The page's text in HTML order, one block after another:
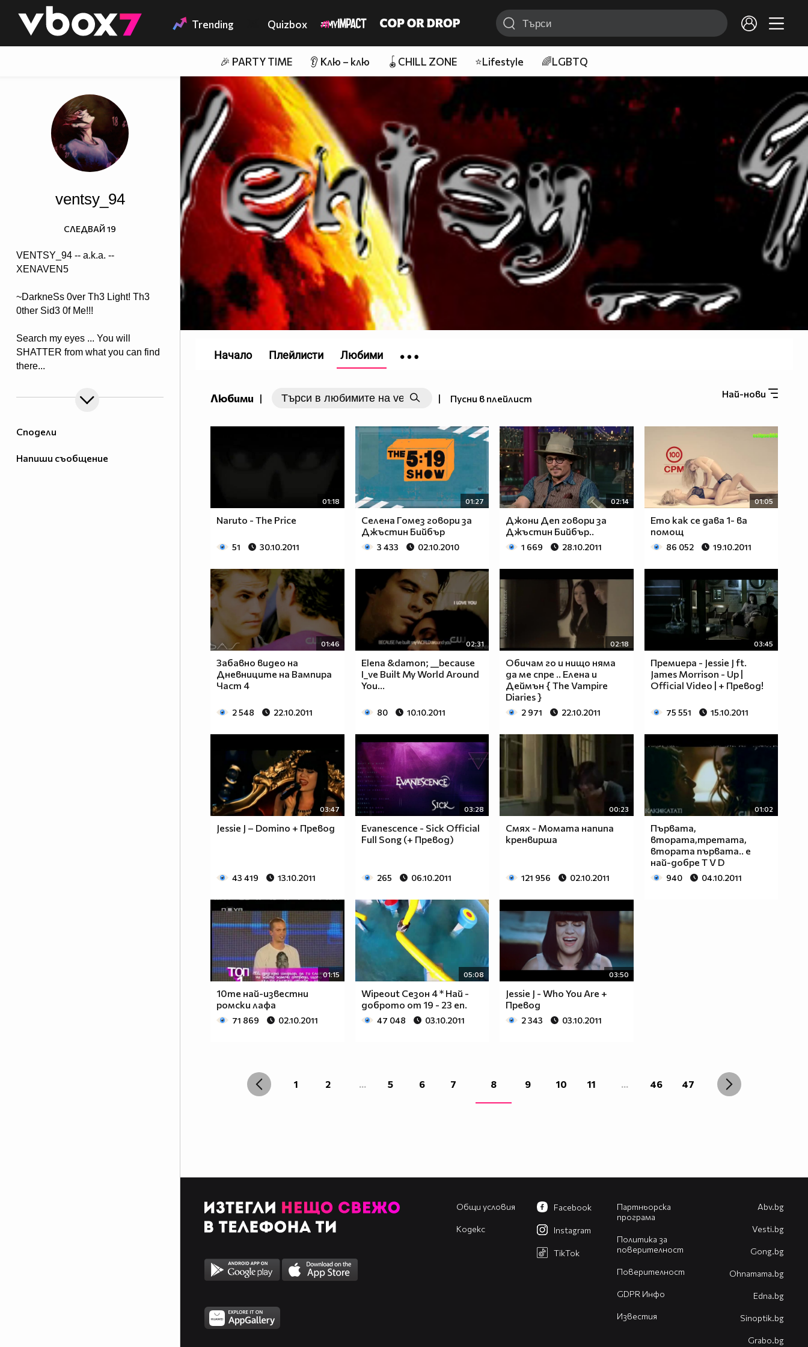
👾 Trending Quizbox
🎉 PARTY TIME 👂 Клю – клю 🪀CHILL ZONE ⭐Lifestyle 🌈LGBTQ
Сподели
Напиши съобщение
ventsy_94
VENTSY_94 -- a.k.a. --
XENAVEN5
~DarkneSs 0ver Th3 Light! Th3
0ther Sid3 0f Me!!!
Search my eyes ... You will
SHATTER from what you can find
there...
СЛЕДВАЙ 19
Любими | | Пусни в плейлист Най-нови
01:18
Naruto - The Price
51 30.10.2011
01:27
Селена Гомез говори за
Джъстин Бийбър
3 433 02.10.2010
02:14
Джони Деп говори за
Джъстин Бийбър..
1 669 28.10.2011
01:05
Ето как се дава 1- ва
помощ
86 052 19.10.2011
01:46
Забавно видео на
Дневниците на Вампира
Част 4
2 548 22.10.2011
02:31
Elena &damon; __because
I_ve Built My World Around
You...
80 10.10.2011
02:18
Обичам го и нищо няма
да ме спре .. Елена и
Деймън { The Vampire
Diaries }
2 971 22.10.2011
03:45
Премиера - Jessie J ft.
James Morrison - Up |
Official Video | + Превод!
75 551 15.10.2011
03:47
Jessie J – Domino + Превод
43 419 13.10.2011
03:28
Evanescence - Sick Official
Full Song (+ Превод)
265 06.10.2011
00:23
Смях - Момата напипа
кренвирша
121 956 02.10.2011
01:02
Първата,
втората,третата,
втората първата.. е
най-добре T V D
940 04.10.2011
01:15
10те най-известни
ромски лафа
71 869 02.10.2011
05:08
Wipeout Сезон 4 * Най -
доброто от 19 - 23 еп.
47 048 03.10.2011
03:50
Jessie J - Who You Are +
Превод
2 343 03.10.2011
1 2 ... 5 6 7 8 9 10 11 ... 46 47
Начало Плейлисти Любими
Общи условия
Кодекс
Партньорска
програма
Политика за
поверителност
Поверителност
GDPR Инфо
Известия
Facebook
Instagram
TikTok
Abv.bg
Vesti.bg
Gong.bg
Оhnamama.bg
Edna.bg
Sinoptik.bg
Grabo.bg